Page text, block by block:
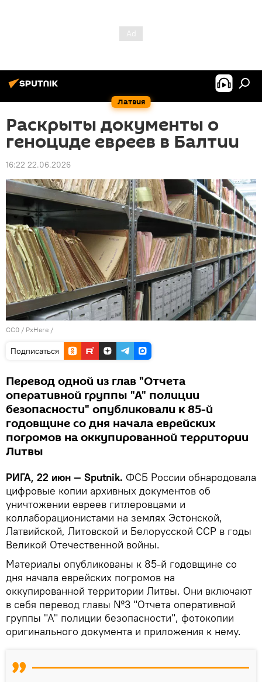
Латвия
Раскрыты документы о
геноциде евреев в Балтии
16:22 22.06.2026
CC0 / PxHere /
Подписаться
Перевод одной из глав "Отчета
оперативной группы "А" полиции
безопасности" опубликовали к 85-й
годовщине со дня начала еврейских
погромов на оккупированной территории
Литвы
РИГА, 22 июн — Sputnik. ФСБ России обнародовала
цифровые копии архивных документов об
уничтожении евреев гитлеровцами и
коллаборационистами на землях Эстонской,
Латвийской, Литовской и Белорусской ССР в годы
Великой Отечественной войны.
Материалы опубликованы к 85-й годовщине со
дня начала еврейских погромов на
оккупированной территории Литвы. Они включают
в себя перевод главы №3 "Отчета оперативной
группы "А" полиции безопасности", фотокопии
оригинального документа и приложения к нему.